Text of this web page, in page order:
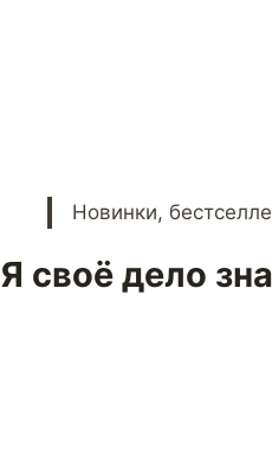
Новинки,
Я своё дело